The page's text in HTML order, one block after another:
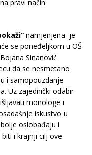
pravi način
namjenjena je
se poneđeljkom u OŠ
Sinanović
da se nesmetano
i samopouzdanje
Uz zajednički odabir
monologe i
iskustvo u
oslobađaju i
i krajnji cilj ove